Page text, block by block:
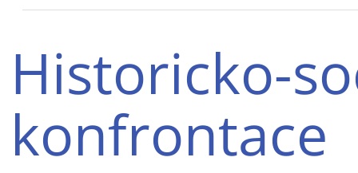
Historicko-
konfrontace